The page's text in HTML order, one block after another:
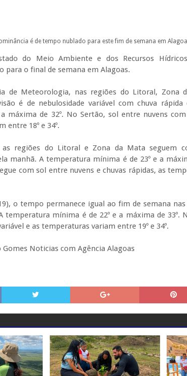
é de tempo nublado para este fim de semana em
do Meio Ambiente e dos Recursos
para o final de semana em Alagoas.
de Meteorologia, nas regiões do Litoral, Zona
é de nebulosidade variável com chuva
máxima de 32º. No Sertão, sol entre nuvens
entre 18º e 34º.
regiões do Litoral e Zona da Mata seguem
manhã. A temperatura mínima é de 23º e a
com sol entre nuvens e chuvas rápidas, as
o tempo permanece igual ao fim de semana
temperatura mínima é de 22º e a máxima de 33º.
e as temperaturas variam entre 19º e 34º.
Noticias com Agência Alagoas